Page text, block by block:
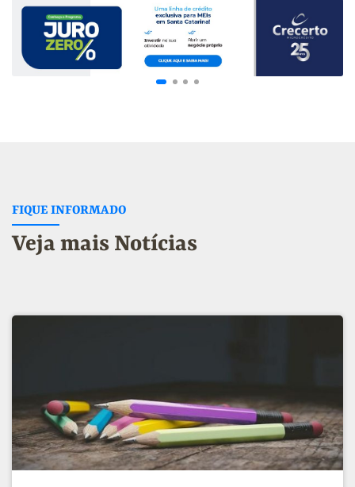
FIQUE INFORMADO
Veja mais Notícias